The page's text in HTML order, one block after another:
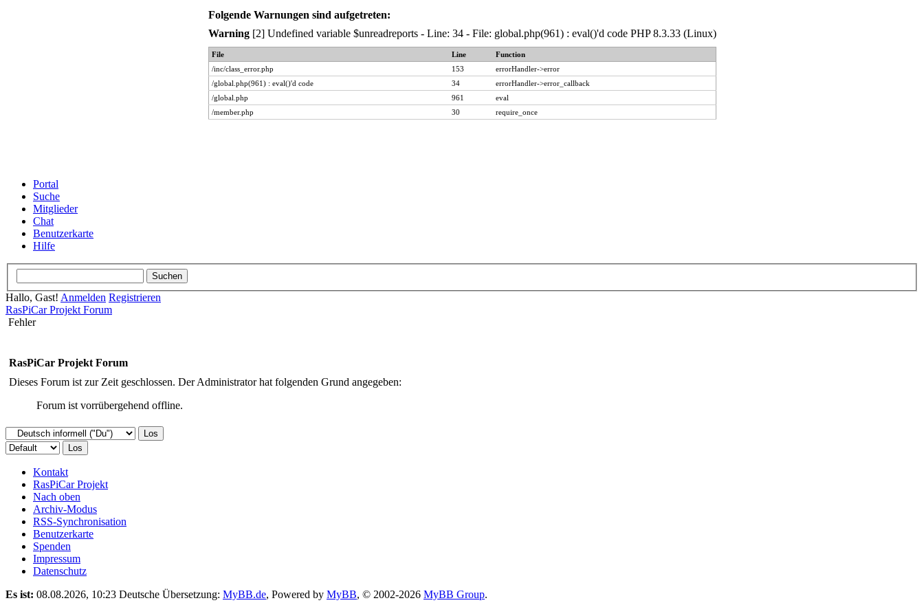
Folgende Warnungen sind aufgetreten:
Warning[2] Undefined variable $unreadreports - Line: 34 - File: global.php(961) : eval()'d code PHP 8.3.33 (Linux)
File Line
Function
/inc/class_error.php
153
errorHandler->error
/global.php(961) : eval()'d code
34
errorHandler->error_callback
/global.php
961
eval
/member.php
30 require_once
Portal
Suche
Mitglieder
Chat
Benutzerkarte
Hilfe
Hallo, Gast! Anmelden Registrieren
RasPiCar Projekt Forum
Fehler
RasPiCar Projekt Forum
Dieses Forum ist zur Zeit geschlossen. Der Administrator hat folgenden Grund angegeben:
Forum ist vorrübergehend offline.
Kontakt
RasPiCar Projekt
Nach oben
Archiv-Modus
RSS-Synchronisation
Benutzerkarte
Spenden
Impressum
Datenschutz
Es ist: 08.08.2026, 10:23 Deutsche Übersetzung: MyBB.de, Powered by MyBB, © 2002-2026 MyBB Group.